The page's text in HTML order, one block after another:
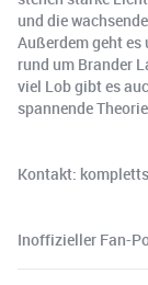
und die
Außerdem geht es
rund um Brander
viel Lob gibt es
spannende
Kontakt:
Inoffizieller Fan-